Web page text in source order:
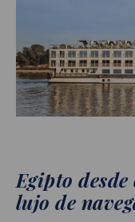
Egipto
lujo de